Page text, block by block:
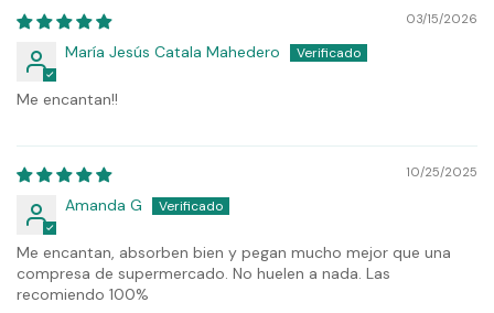
03/15/2026
María Jesús Catala Mahedero
Me encantan!!
10/25/2025
Amanda G
Me encantan, absorben bien y pegan mucho mejor que una
compresa de supermercado. No huelen a nada. Las
recomiendo 100%